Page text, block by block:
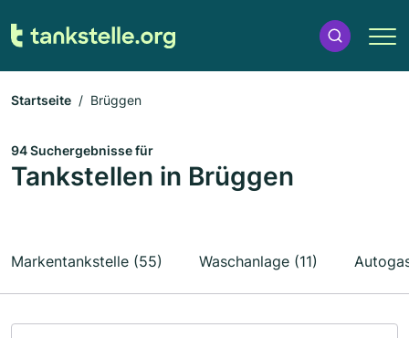
Startseite Brüggen
94 Suchergebnisse für
Tankstellen in Brüggen
Markentankstelle (55) Waschanlage (11)